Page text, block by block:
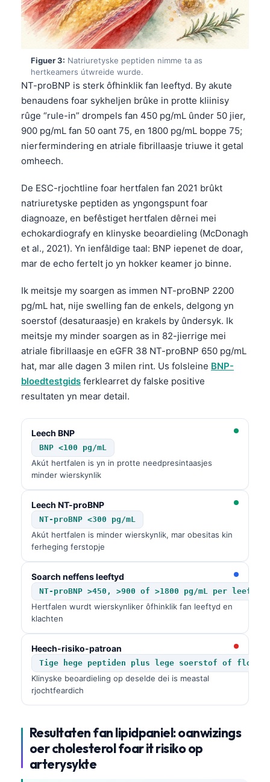
Figuer 3: Natriuretyske peptiden nimme ta as
hertkeamers útwreide wurde.
NT-proBNP is sterk ôfhinklik fan leeftyd. By akute
benaudens foar sykheljen brûke in protte kliinisy
rûge “rule-in” drompels fan 450 pg/mL ûnder 50 jier,
900 pg/mL fan 50 oant 75, en 1800 pg/mL boppe 75;
nierfermindering en atriale fibrillaasje triuwe it getal
omheech.
De ESC-rjochtline foar hertfalen fan 2021 brûkt
natriuretyske peptiden as yngongspunt foar
diagnoaze, en befêstiget hertfalen dêrnei mei
echokardiografy en klinyske beoardieling (McDonagh
et al., 2021). Yn ienfâldige taal: BNP iepenet de doar,
mar de echo fertelt jo yn hokker keamer jo binne.
Ik meitsje my soargen as immen NT-proBNP 2200
pg/mL hat, nije swelling fan de enkels, delgong yn
soerstof (desaturaasje) en krakels by ûndersyk. Ik
meitsje my minder soargen as in 82-jierrige mei
atriale fibrillaasje en eGFR 38 NT-proBNP 650 pg/mL
hat, mar alle dagen 3 milen rint. Us folsleine BNP-
bloedtestgids ferklearret dy falske positive
resultaten yn mear detail.
Leech BNP
BNP <100 pg/mL
Akút hertfalen is yn in protte needpresintaasjes
minder wierskynlik
Leech NT-proBNP
NT-proBNP <300 pg/mL
Akút hertfalen is minder wierskynlik, mar obesitas kin
ferheging ferstopje
Soarch neffens leeftyd
NT-proBNP >450, >900 of >1800 pg/mL per
Hertfalen wurdt wierskynliker ôfhinklik fan leeftyd en
klachten
Heech-risiko-patroan
Tige hege peptiden plus lege soerstof of
Klinyske beoardieling op deselde dei is meastal
rjochtfeardich
Resultaten fan lipidpaniel: oanwizings
oer cholesterol foar it risiko op
arterysykte